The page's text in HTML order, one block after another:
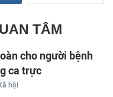
TÂM
cho người bệnh
ca trực
hội